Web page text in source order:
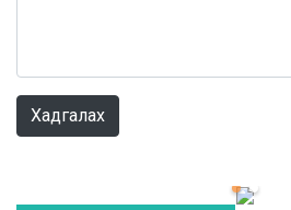
Хадгалах